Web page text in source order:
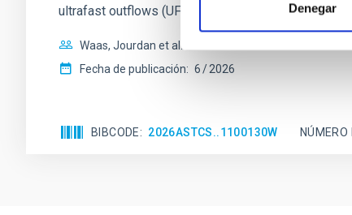
Denegar
ultrafast outflows (UFOs), on planetary
Waas, Jourdan et al.
Fecha de publicación: 6 2026
BIBCODE 2026ASTCS..1100130W NÚMERO